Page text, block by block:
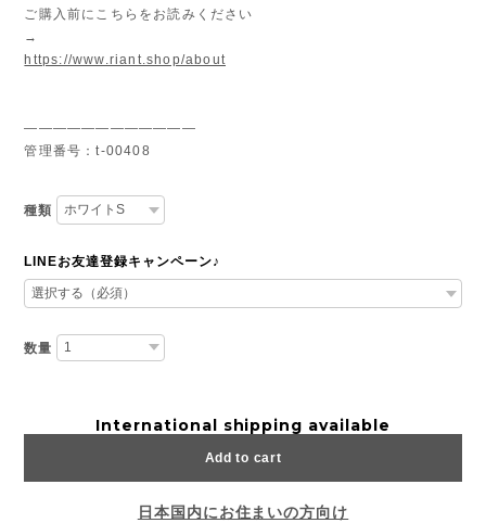
ご購入前にこちらをお読みください
→
https://www.riant.shop/about
————————————
管理番号：t-00408
種類
LINEお友達登録キャンペーン♪
数量
International shipping available
Add to cart
日本国内にお住まいの方向け